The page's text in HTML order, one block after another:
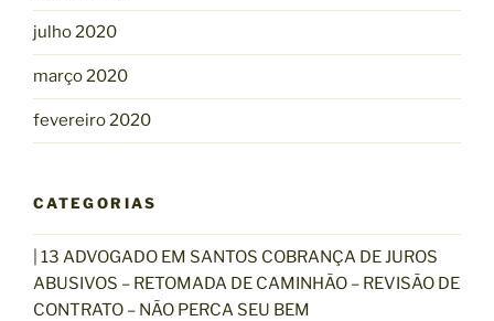
julho 2020
março 2020
fevereiro 2020
CATEGORIAS
| 13 ADVOGADO EM SANTOS COBRANÇA DE JUROS
ABUSIVOS – RETOMADA DE CAMINHÃO – REVISÃO DE
CONTRATO – NÃO PERCA SEU BEM